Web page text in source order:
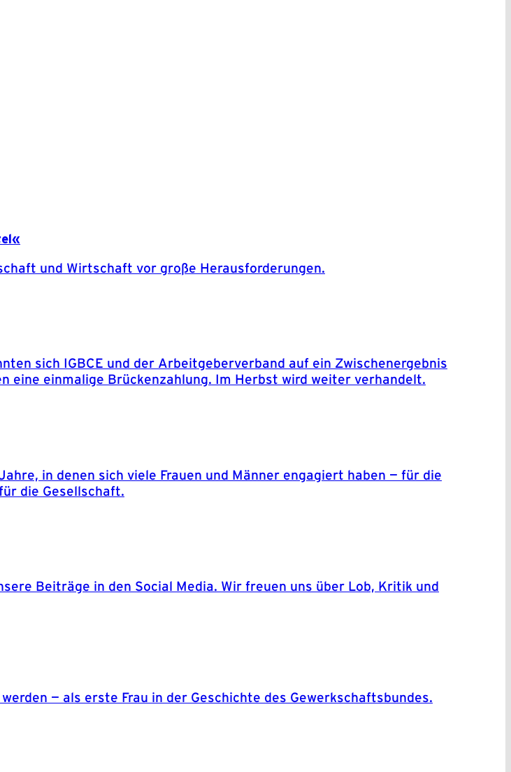
und Wirtschaft vor große Herausforderungen.
sich IGBCE und der Arbeitgeberverband auf ein Zwischenergebnis
eine einmalige Brückenzahlung. Im Herbst wird weiter verhandelt.
in denen sich viele Frauen und Männer engagiert haben — für die
die Gesellschaft.
Beiträge in den Social Media. Wir freuen uns über Lob, Kritik und
— als erste Frau in der Geschichte des Gewerkschaftsbundes.